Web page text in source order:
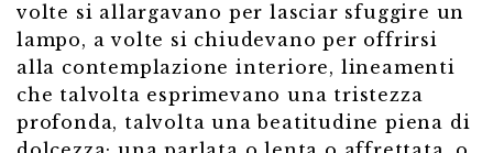
volte si allargavano per lasciar sfuggire un
lampo, a volte si chiudevano per offrirsi
alla contemplazione interiore, lineamenti
che talvolta esprimevano una tristezza
profonda, talvolta una beatitudine piena di